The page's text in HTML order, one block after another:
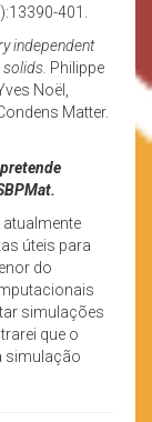
401.
independent
Philippe
Noël,
Matter.
atualmente
úteis para
do
simulações
que o
simulação